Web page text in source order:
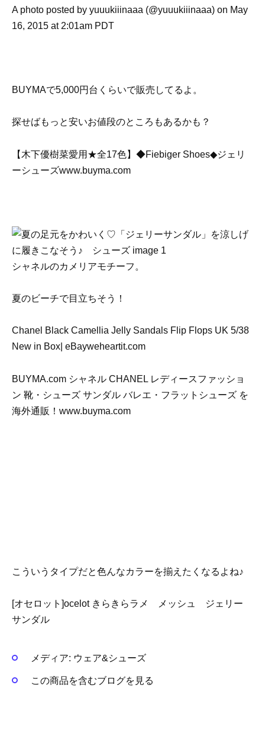
A photo posted by yuuukiiinaaa (@yuuukiiinaaa) on May
16, 2015 at 2:01am PDT
BUYMAで5,000円台くらいで販売してるよ。
探せばもっと安いお値段のところもあるかも？
【木下優樹菜愛用★全17色】◆Fiebiger Shoes◆ジェリ
ーシューズwww.buyma.com
シャネルのカメリアモチーフ。
夏のビーチで目立ちそう！
Chanel Black Camellia Jelly Sandals Flip Flops UK 5/38
New in Box| eBayweheartit.com
BUYMA.com シャネル CHANEL レディースファッショ
ン 靴・シューズ サンダル バレエ・フラットシューズ を
海外通販！www.buyma.com
こういうタイプだと色んなカラーを揃えたくなるよね♪
[オセロット]ocelot きらきらラメ メッシュ ジェリー
サンダル
メディア: ウェア&シューズ
この商品を含むブログを見る